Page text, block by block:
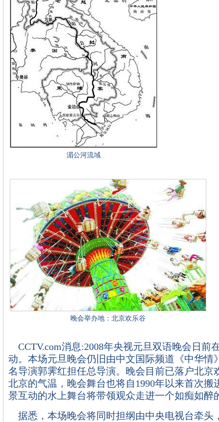
湄公河流域
晚会举办地：北京欢乐谷
CCTV.com消息:2008年央视元旦双语晚会日前
动。本场元旦晚会仍旧由中文国际频道《中华情
名导演郭霁红担任总导演。晚会目前已落户北京
北京的气温，晚会舞台也将自1990年以来首次搬
景互动的水上舞台将带领观众走进一个如痴如醉
据悉，本场晚会将同时担纲由中央电视台牵头